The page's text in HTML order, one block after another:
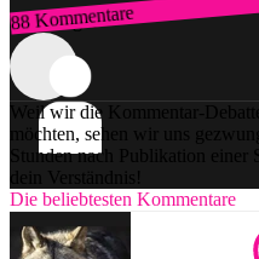
88 Kommentare
Zum Login
Weil wir die Kommentar-
möchten, sehen wir uns
Stunden nach Publikation einer
dein Verständnis!
Die beliebtesten Kommentare